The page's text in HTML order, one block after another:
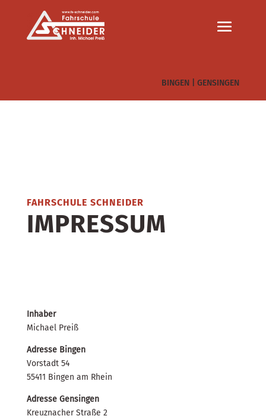
BINGEN |GENSINGEN
FAHRSCHULE SCHNEIDER
IMPRESSUM
Inhaber
Michael Preiß
Adresse Bingen
Vorstadt 54
55411 Bingen am Rhein
Adresse Gensingen
Kreuznacher Straße 2